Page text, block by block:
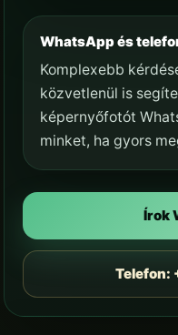
WhatsApp és
Komplexebb
közvetlenül is
képernyőfotót
minket, ha gyors
Írok
Telefon: